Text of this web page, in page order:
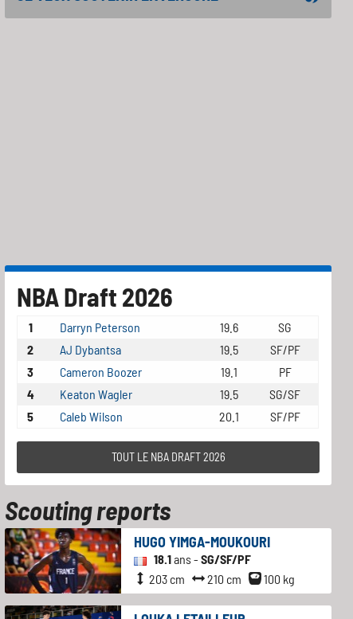
NBA Draft 2026
1 Darryn Peterson 19.6
SG
2
AJ Dybantsa 19.5
SF/PF
3
Cameron Boozer 19.1
PF
4
Keaton Wagler 19.5
SG/SF
5
Caleb Wilson 20.1 SF/PF
TOUT LE NBA DRAFT 2026
Scouting reports
HUGO YIMGA-MOUKOURI
18.1ans -SG/SF/PF
203 cm
210 cm 100 kg